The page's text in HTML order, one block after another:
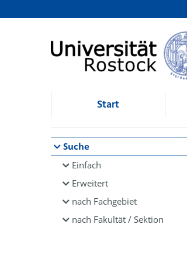
Browsen
direkt zum Inhalt
Start
Suche
Einfach
Erweitert
nach Fachgebiet
nach Fakultät / Sektion